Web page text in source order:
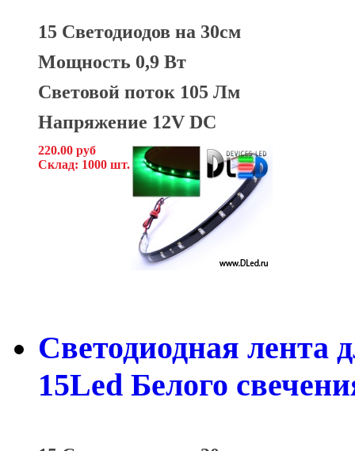
15 Светодиодов на 30см
Мощность 0,9 Вт
Световой поток 105 Лм
Напряжение 12V DC
220.00 руб
Склад: 1000 шт.
Светодиодная лента
15Led Белого